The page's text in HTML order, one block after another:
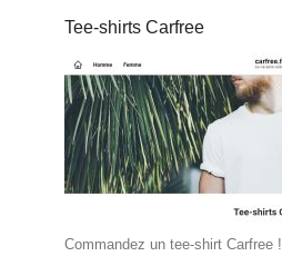
Tee-shirts Carfree
Commandez un tee-shirt Carfree !